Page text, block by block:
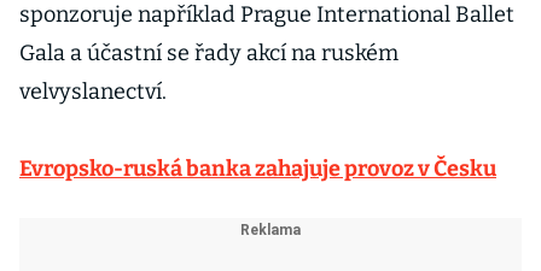
sponzoruje například Prague International Ballet
Gala a účastní se řady akcí na ruském
velvyslanectví.
Evropsko-ruská banka zahajuje provoz v Česku